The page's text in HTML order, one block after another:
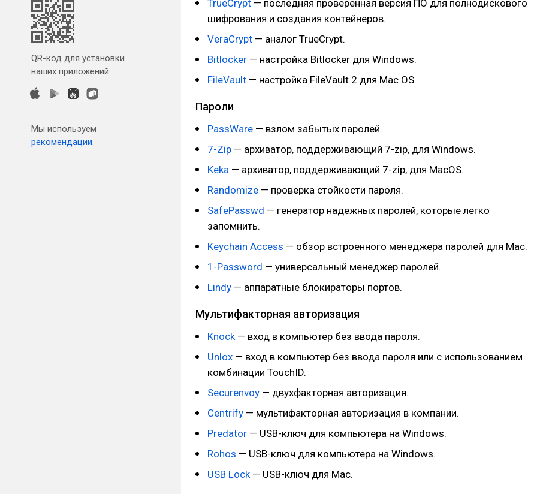
QR-код для установки
наших приложений.
Мы используем
рекомендации.
TrueCrypt — последняя проверенная версия ПО для полнодискового
шифрования и создания контейнеров.
VeraCrypt — аналог TrueCrypt.
Bitlocker — настройка Bitlocker для Windows.
FileVault — настройка FileVault 2 для Mac OS.
Пароли
PassWare — взлом забытых паролей.
7-Zip — архиватор, поддерживающий 7-zip, для Windows.
Keka — архиватор, поддерживающий 7-zip, для MacOS.
Randomize — проверка стойкости пароля.
SafePasswd — генератор надежных паролей, которые легко
запомнить.
Keychain Access — обзор встроенного менеджера паролей для Mac.
1-Password — универсальный менеджер паролей.
Lindy — аппаратные блокираторы портов.
Мультифакторная авторизация
Knock— вход в компьютер без ввода пароля.
Unlox — вход в компьютер без ввода пароля или с использованием
комбинации TouchID.
Securenvoy — двухфакторная авторизация.
Centrify — мультифакторная авторизация в компании.
Predator — USB-ключ для компьютера на Windows.
Rohos — USB-ключ для компьютера на Windows.
USB Lock— USB-ключ для Mac.